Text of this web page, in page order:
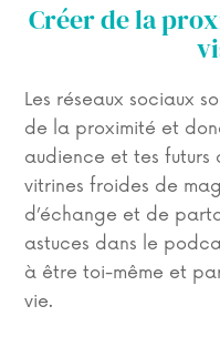
Créer de la
Les réseaux sociaux
de la proximité et
audience et tes futurs
vitrines froides de
d’échange et de
astuces dans le
à être toi-même et
vie.